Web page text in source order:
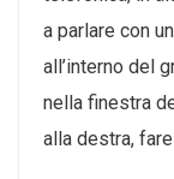
a parlare con
all’interno del
nella finestra
alla destra,